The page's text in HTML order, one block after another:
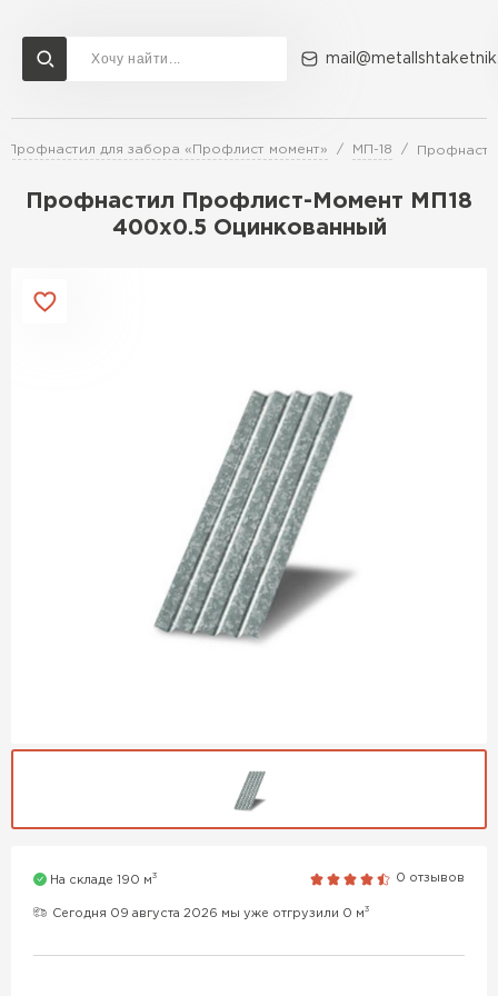
Профнастил для забора «Профлист момент» МП-18
Профнастил Профлист-Момент МП18
400х0.5 Оцинкованный
На складе 190 м3 0 отзывов
Сегодня 09 августа 2026 мы уже отгрузили 0 м3
Доставка и оплата Акции О компании Контакты
Перейти в каталог